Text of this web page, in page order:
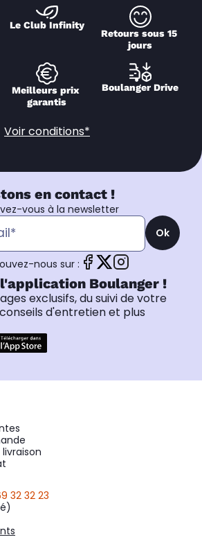
Le Club Infinity
Retours sous 15
jours
Meilleurs prix
garantis
Boulanger Drive
Voir conditions*
en contact !
vous à la newsletter
Ok
nous sur :
Boulanger !
exclusifs, du suivi de votre
d'entretien et plus
32 32 23